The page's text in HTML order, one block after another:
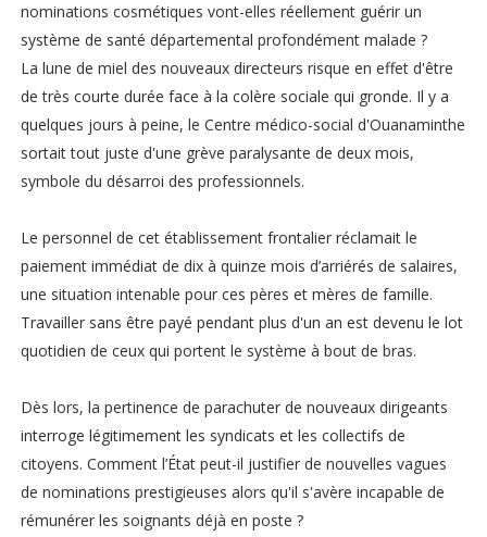
nominations cosmétiques vont-elles réellement guérir un
système de santé départemental profondément malade ?
La lune de miel des nouveaux directeurs risque en effet d'être
de très courte durée face à la colère sociale qui gronde. Il y a
quelques jours à peine, le Centre médico-social d'Ouanaminthe
sortait tout juste d'une grève paralysante de deux mois,
symbole du désarroi des professionnels.
Le personnel de cet établissement frontalier réclamait le
paiement immédiat de dix à quinze mois d’arriérés de salaires,
une situation intenable pour ces pères et mères de famille.
Travailler sans être payé pendant plus d'un an est devenu le lot
quotidien de ceux qui portent le système à bout de bras.
Dès lors, la pertinence de parachuter de nouveaux dirigeants
interroge légitimement les syndicats et les collectifs de
citoyens. Comment l’État peut-il justifier de nouvelles vagues
de nominations prestigieuses alors qu'il s'avère incapable de
rémunérer les soignants déjà en poste ?